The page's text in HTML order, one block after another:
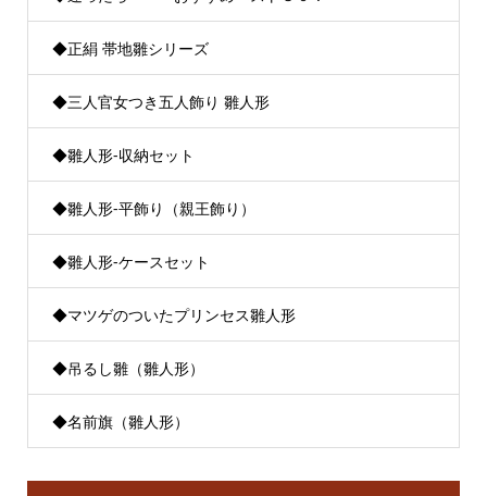
◆正絹 帯地雛シリーズ
◆三人官女つき五人飾り 雛人形
◆雛人形-収納セット
◆雛人形-平飾り（親王飾り）
◆雛人形-ケースセット
◆マツゲのついたプリンセス雛人形
◆吊るし雛（雛人形）
◆名前旗（雛人形）